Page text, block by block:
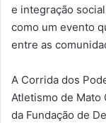
e integração
como um evento
entre as
A Corrida dos
Atletismo de Mato
da Fundação de